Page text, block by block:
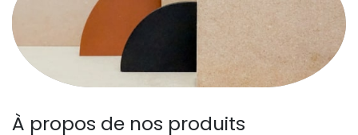
À propos de nos produits